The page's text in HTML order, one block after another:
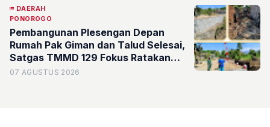
DAERAH
PONOROGO
Pembangunan Plesengan Depan
Rumah Pak Giman dan Talud Selesai,
Satgas TMMD 129 Fokus Ratakan
Tanah Dasar Sungai
07 AGUSTUS 2026